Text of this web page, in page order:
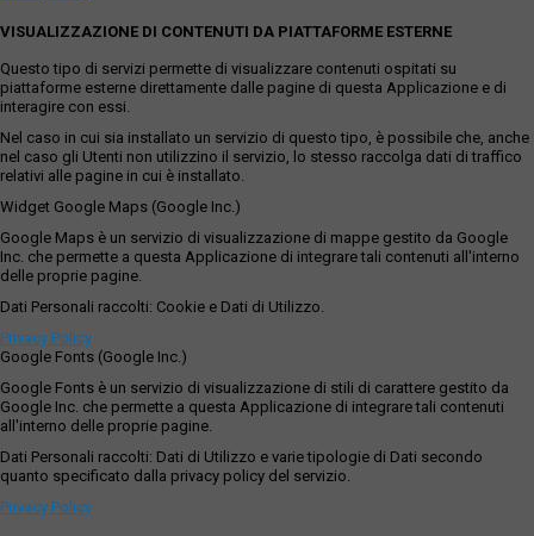
VISUALIZZAZIONE DI CONTENUTI DA PIATTAFORME ESTERNE
Questo tipo di servizi permette di visualizzare contenuti ospitati su
piattaforme esterne direttamente dalle pagine di questa Applicazione e di
interagire con essi.
Nel caso in cui sia installato un servizio di questo tipo, è possibile che, anche
nel caso gli Utenti non utilizzino il servizio, lo stesso raccolga dati di traffico
relativi alle pagine in cui è installato.
Widget Google Maps (Google Inc.)
Google Maps è un servizio di visualizzazione di mappe gestito da Google
Inc. che permette a questa Applicazione di integrare tali contenuti all'interno
delle proprie pagine.
Dati Personali raccolti: Cookie e Dati di Utilizzo.
Privacy Policy
Google Fonts (Google Inc.)
Google Fonts è un servizio di visualizzazione di stili di carattere gestito da
Google Inc. che permette a questa Applicazione di integrare tali contenuti
all'interno delle proprie pagine.
Dati Personali raccolti: Dati di Utilizzo e varie tipologie di Dati secondo
quanto specificato dalla privacy policy del servizio.
Privacy Policy